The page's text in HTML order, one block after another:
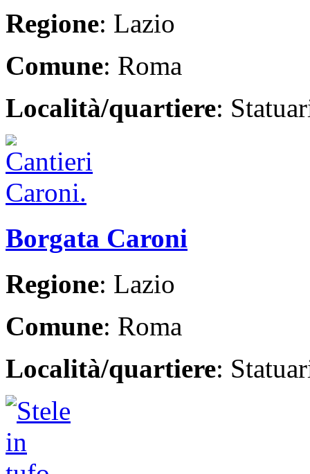
Regione: Lazio
Comune: Roma
Località/quartiere:
Borgata Caroni
Regione: Lazio
Comune: Roma
Località/quartiere: